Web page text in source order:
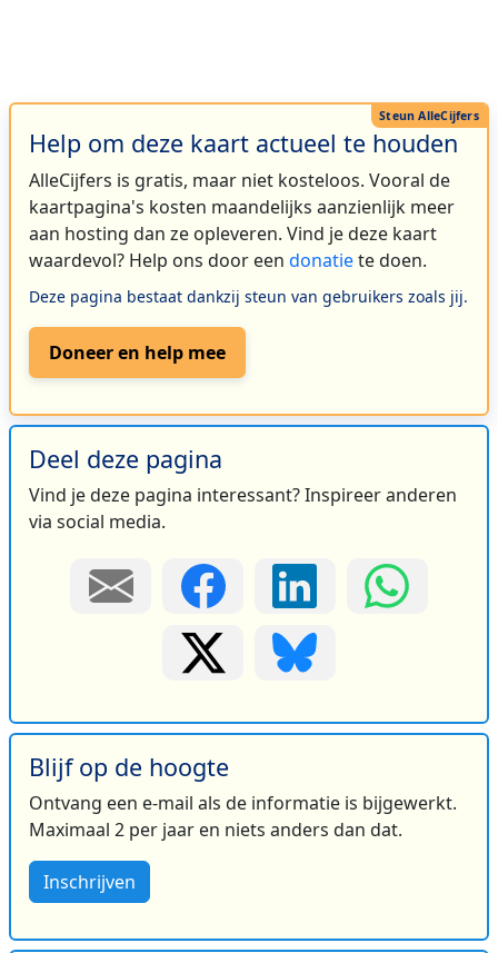
Help om deze kaart actueel te houden
AlleCijfers is gratis, maar niet kosteloos. Vooral de
kaartpagina's kosten maandelijks aanzienlijk meer
aan hosting dan ze opleveren. Vind je deze kaart
waardevol? Help ons door een donatiete doen.
Deze pagina bestaat dankzij steun van gebruikers zoals jij.
Doneer en help mee
Deel deze pagina
Vind je deze pagina interessant? Inspireer anderen
via social media.
Blijf op de hoogte
Ontvang een e-mail als de informatie is bijgewerkt.
Maximaal 2 per jaar en niets anders dan dat.
Inschrijven